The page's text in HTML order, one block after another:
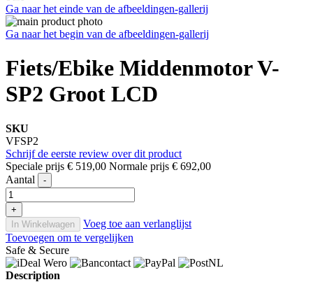
Ga naar het einde van de afbeeldingen-gallerij
Ga naar het begin van de afbeeldingen-gallerij
Fiets/Ebike Middenmotor V-
SP2 Groot LCD
SKU
VFSP2
Schrijf de eerste review over dit product
Speciale prijs € 519,00 Normale prijs € 692,00
Aantal
-
+
In Winkelwagen
Voeg toe aan verlanglijst
Toevoegen om te vergelijken
Safe & Secure
Description